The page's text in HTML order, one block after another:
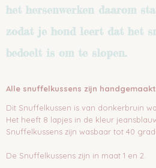
het hersenwerken daarom
zodat je hond leert dat het
bedoelt is om te slopen.
Alle snuffelkussens zijn
Dit Snuffelkussen is van donkerbruin
Het heeft 8 lapjes in de kleur
Snuffelkussens zijn wasbaar tot 40
De Snuffelkussens zijn in maat 1 en 2.